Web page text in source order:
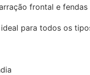
frontal e
para todos os